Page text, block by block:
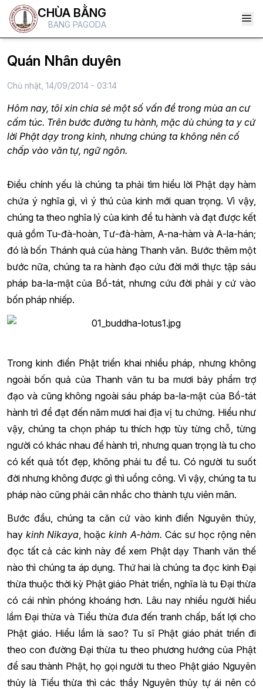
CHÙA BẰNG
BANG PAGODA
Quán Nhân duyên
Chủ nhật, 14/09/2014 - 03:14
Hôm nay, tôi xin chia sẻ một số vấn đề trong mùa an cư
cấm túc. Trên bước đường tu hành, mặc dù chúng ta y cứ
lời Phật dạy trong kinh, nhưng chúng ta không nên cố
chấp vào văn tự, ngữ ngôn.
Điều chính yếu là chúng ta phải tìm hiểu lời Phật dạy hàm
chứa ý nghĩa gì, vì ý thú của kinh mới quan trọng. Vì vậy,
chúng ta theo nghĩa lý của kinh để tu hành và đạt được kết
quả gồm Tu-đà-hoàn, Tư-đà-hàm, A-na-hàm và A-la-hán;
đó là bốn Thánh quả của hàng Thanh văn. Bước thêm một
bước nữa, chúng ta ra hành đạo cứu đời mới thực tập sáu
pháp ba-la-mật của Bồ-tát, nhưng cứu đời phải y cứ vào
bốn pháp nhiếp.
Trong kinh điển Phật triển khai nhiều pháp, nhưng không
ngoài bốn quả của Thanh văn tu ba mươi bảy phẩm trợ
đạo và cũng không ngoài sáu pháp ba-la-mật của Bồ-tát
hành trì để đạt đến năm mươi hai địa vị tu chứng. Hiểu như
vậy, chúng ta chọn pháp tu thích hợp tùy từng chỗ, từng
người có khác nhau để hành trì, nhưng quan trọng là tu cho
có kết quả tốt đẹp, không phải tu để tu. Có người tu suốt
đời nhưng không được gì thì uổng công. Vì vậy, chúng ta tu
pháp nào cũng phải cân nhắc cho thành tựu viên mãn.
Bước đầu, chúng ta căn cứ vào kinh điển Nguyên thủy,
haykinh Nikaya, hoặckinh A-hàm. Các sư học rộng nên
đọc tất cả các kinh này để xem Phật dạy Thanh văn thế
nào thì chúng ta áp dụng. Thứ hai là chúng ta đọc kinh Đại
thừa thuộc thời kỳ Phật giáo Phát triển, nghĩa là tu Đại thừa
có cái nhìn phóng khoáng hơn. Lâu nay nhiều người hiểu
lầm Đại thừa và Tiểu thừa đưa đến tranh chấp, bất lợi cho
Phật giáo. Hiểu lầm là sao? Tu sĩ Phật giáo phát triển đi
theo con đường Đại thừa tu theo phương hướng của Phật
để sau thành Phật, họ gọi người tu theo Phật giáo Nguyên
thủy là Tiểu thừa thì các thầy Nguyên thủy tự ái nên có